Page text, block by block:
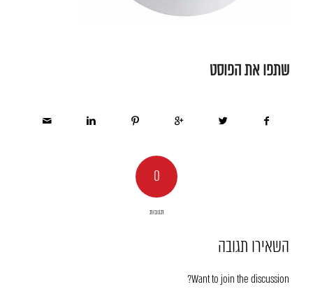
שתפו את הפוסט
0
תגובות
השאירו תגובה
Want to join the discussion?